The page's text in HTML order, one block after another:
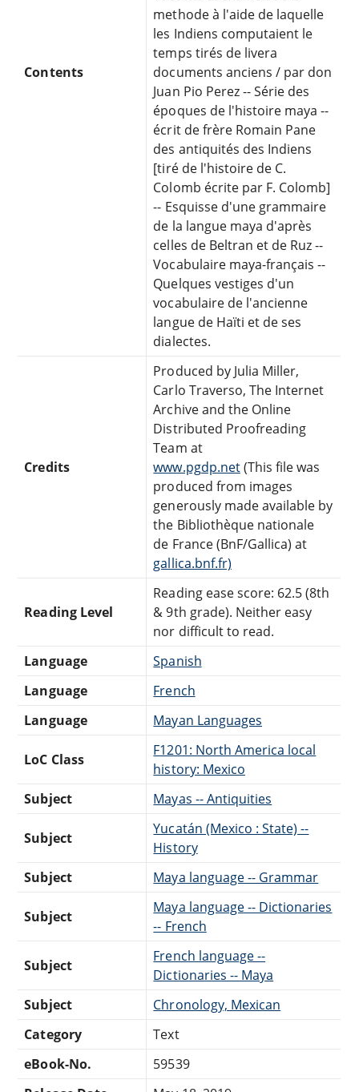
Contents
methode à l'aide de laquelle
les Indiens computaient le
temps tirés de livera
documents anciens / par don
Juan Pio Perez -- Série des
époques de l'histoire maya --
écrit de frère Romain Pane
des antiquités des Indiens
[tiré de l'histoire de C.
Colomb écrite par F. Colomb]
-- Esquisse d'une grammaire
de la langue maya d'après
celles de Beltran et de Ruz --
Vocabulaire maya-français --
Quelques vestiges d'un
vocabulaire de l'ancienne
langue de Haïti et de ses
dialectes.
Credits
Produced by Julia Miller,
Carlo Traverso, The Internet
Archive and the Online
Distributed Proofreading
Team at
www.pgdp.net(This file was
produced from images
generously made available by
the Bibliothèque nationale
de France (BnF/Gallica) at
gallica.bnf.fr)
Reading Level
Reading ease score: 62.5 (8th
& 9th grade). Neither easy
nor difficult to read.
Language
Spanish
Language
French
Language
Mayan Languages
LoC Class
F1201: North America local
history: Mexico
Subject
Mayas -- Antiquities
Subject
Yucatán (Mexico : State) --
History
Subject
Maya language -- Grammar
Subject
Maya language -- Dictionaries
-- French
Subject
French language --
Dictionaries -- Maya
Subject
Chronology, Mexican
Category
Text
eBook-No.
59539